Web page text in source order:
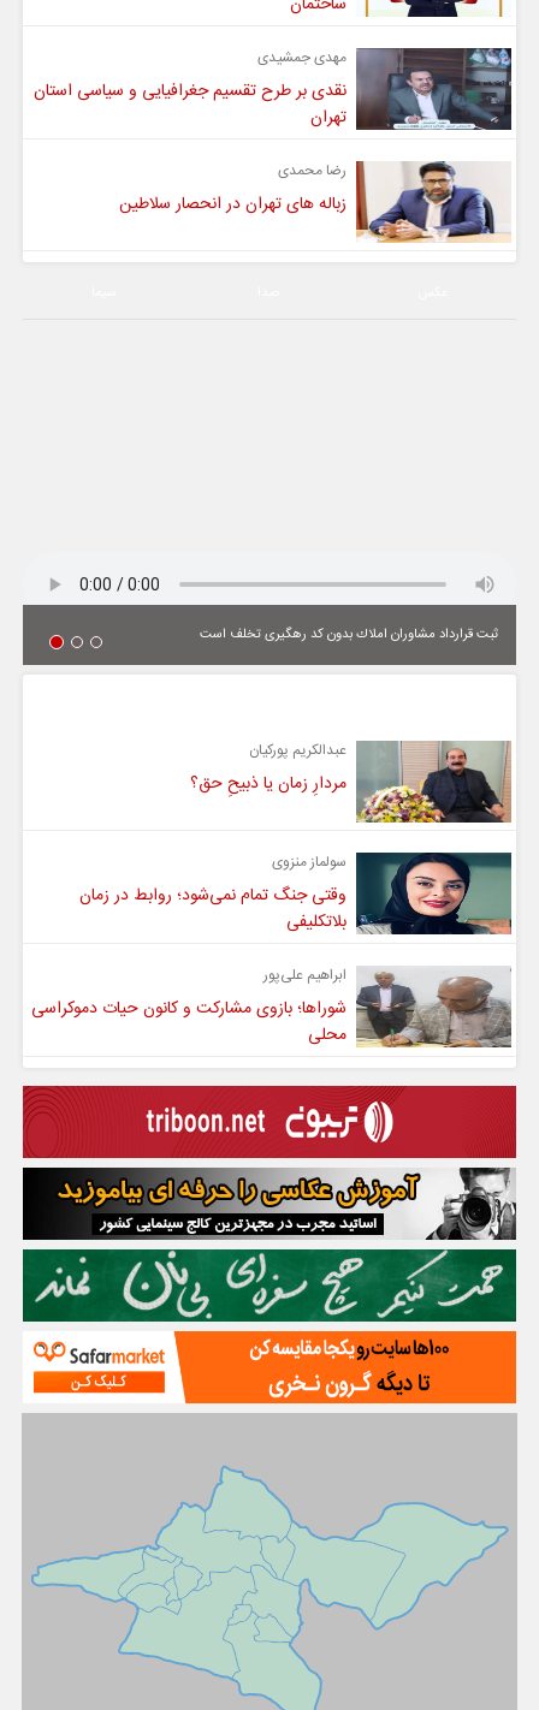
مهدی جمشیدی
نقدی بر طرح تقسیم جغرافیایی و سیاسی استان
تهران
رضا محمدی
زباله های تهران در انحصار سلاطین
ثبت قرارداد مشاوران املاك بدون كد رهگیری تخلف است
عبدالکریم پورکیان
مردارِ زمان یا ذبیحِ حق؟
سولماز منزوی
وقتی جنگ تمام نمی‌شود؛ روابط در زمان
بلاتکلیفی
ابراهیم علی‌پور
شوراها؛ بازوی مشارکت و کانون حیات دموکراسی
محلی